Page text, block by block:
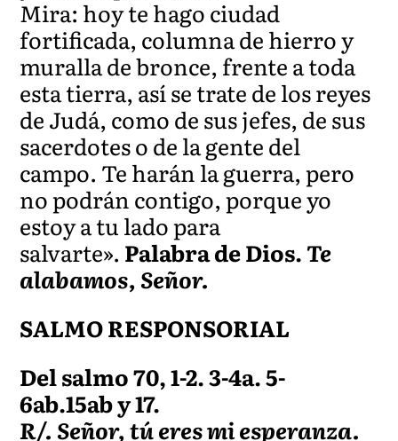
Mira: hoy te hago ciudad
fortificada, columna de hierro y
muralla de bronce, frente a toda
esta tierra, así se trate de los reyes
de Judá, como de sus jefes, de sus
sacerdotes o de la gente del
campo. Te harán la guerra, pero
no podrán contigo, porque yo
estoy a tu lado para
salvarte». Palabra de Dios.Te
alabamos, Señor.
SALMO RESPONSORIAL
Del salmo 70, 1-2. 3-4a. 5-
6ab.15ab y 17.
R/. Señor, tú eres mi esperanza.